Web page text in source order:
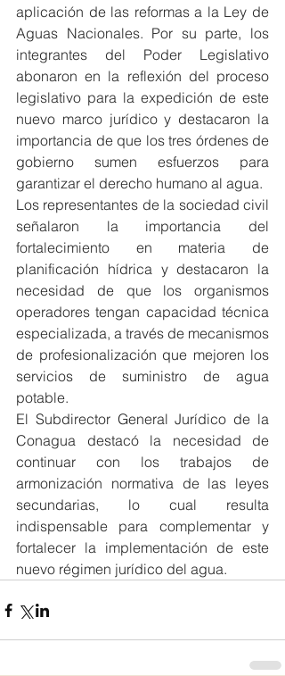
aplicación de las reformas a la Ley de
Aguas Nacionales. Por su parte, los
integrantes del Poder Legislativo
abonaron en la reflexión del proceso
legislativo para la expedición de este
nuevo marco jurídico y destacaron la
importancia de que los tres órdenes de
gobierno sumen esfuerzos para
garantizar el derecho humano al agua.
Los representantes de la sociedad civil
señalaron la importancia del
fortalecimiento en materia de
planificación hídrica y destacaron la
necesidad de que los organismos
operadores tengan capacidad técnica
especializada, a través de mecanismos
de profesionalización que mejoren los
servicios de suministro de agua
potable.
El Subdirector General Jurídico de la
Conagua destacó la necesidad de
continuar con los trabajos de
armonización normativa de las leyes
secundarias, lo cual resulta
indispensable para complementar y
fortalecer la implementación de este
nuevo régimen jurídico del agua.